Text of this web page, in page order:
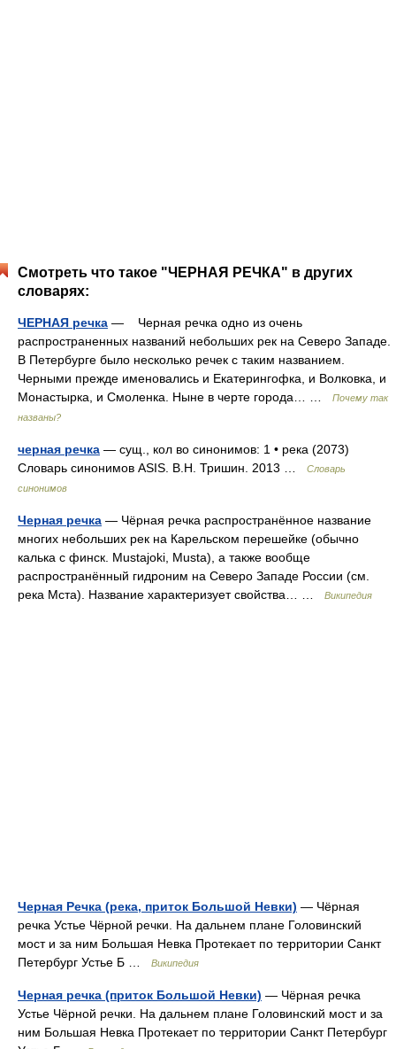
Смотреть что такое "ЧЕРНАЯ РЕЧКА" в других
словарях:
ЧЕРНАЯ речка — Черная речка одно из очень
распространенных названий небольших рек на Северо Западе.
В Петербурге было несколько речек с таким названием.
Черными прежде именовались и Екатерингофка, и Волковка, и
Монастырка, и Смоленка. Ныне в черте города… …
Почему так
названы?
черная речка — сущ., кол во синонимов: 1 • река (2073)
Словарь синонимов ASIS. В.Н. Тришин. 2013 …
Словарь
синонимов
Черная речка — Чёрная речка распространённое название
многих небольших рек на Карельском перешейке (обычно
калька с финск. Mustajoki, Musta), а также вообще
распространённый гидроним на Северо Западе России (см.
река Мста). Название характеризует свойства… …
Википедия
Черная Речка (река, приток Большой Невки) — Чёрная
речка Устье Чёрной речки. На дальнем плане Головинский
мост и за ним Большая Невка Протекает по территории Санкт
Петербург Устье Б …
Википедия
Черная речка (приток Большой Невки) — Чёрная речка
Устье Чёрной речки. На дальнем плане Головинский мост и за
ним Большая Невка Протекает по территории Санкт Петербург